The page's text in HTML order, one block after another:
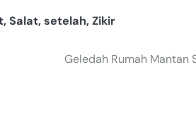
,Salat,setelah,Zikir
Geledah Rumah Mantan